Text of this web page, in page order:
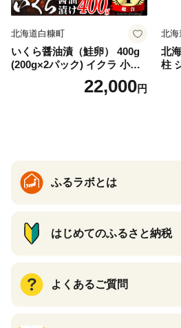
北海道白糠町
いくら醤油漬（鮭卵） 400g
(200g×2パック) イクラ 小分
け いくら醤油漬 鮭いくら い
くら醤油漬け 鮭 鮭卵 ikura
22,000円
北海
北
柱
な
テ
ふるラボとは
はじめてのふるさと納税
よくあるご質問